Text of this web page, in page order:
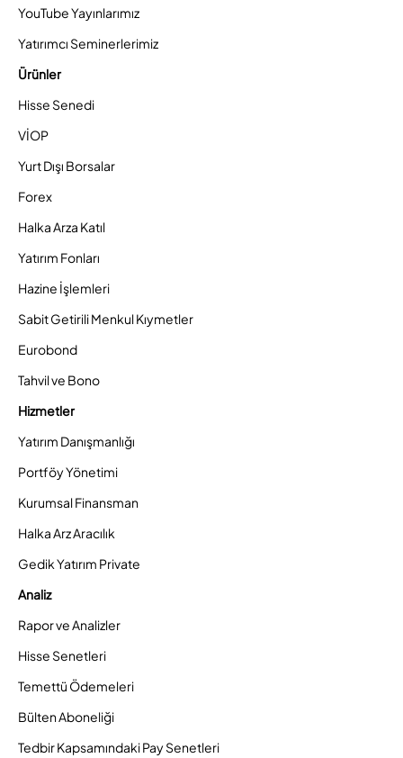
YouTube Yayınlarımız
Yatırımcı Seminerlerimiz
Ürünler
Hisse Senedi
VİOP
Yurt Dışı Borsalar
Forex
Halka Arza Katıl
Yatırım Fonları
Hazine İşlemleri
Sabit Getirili Menkul Kıymetler
Eurobond
Tahvil ve Bono
Hizmetler
Yatırım Danışmanlığı
Portföy Yönetimi
Kurumsal Finansman
Halka Arz Aracılık
Gedik Yatırım Private
Analiz
Rapor ve Analizler
Hisse Senetleri
Temettü Ödemeleri
Bülten Aboneliği
Tedbir Kapsamındaki Pay Senetleri